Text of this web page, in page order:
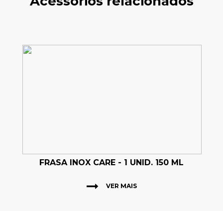
FRASA INOX CARE - 1 UNID. 150 ML
VER MAIS